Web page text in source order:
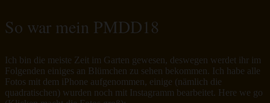
So war mein PMDD18
Ich bin die meiste Zeit im Garten gewesen, deswegen werdet ihr im
Folgenden einiges an Blümchen zu sehen bekommen. Ich habe alle
Fotos mit dem iPhone aufgenommen, einige (nämlich die
quadratischen) wurden noch mit Instagramm bearbeitet. Here we go